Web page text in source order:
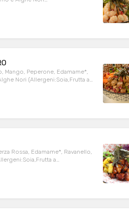
CONDITO
DI SOIA CHE SI LEGA
Mango, Peperone, Edamame*,
NOI SOLO CON OLIO EVO,
AGLI INGREDIENTI
Rossa, Edamame*, Ravanello,
CONDITO DA NOI SOLO
SI LEGA BENISSIMO AGLI